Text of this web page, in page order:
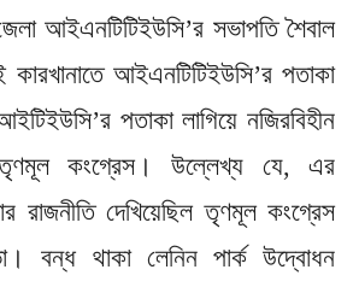
আইএনটিটিইউসি’র সভাপতি শৈবাল
কারখানাতে আইএনটিটিইউসি’র পতাকা
পতাকা লাগিয়ে নজিরবিহীন
কংগ্রেস। উল্লেখ্য যে, এর
দেখিয়েছিল তৃণমূল কংগ্রেস
বন্ধ থাকা লেনিন পার্ক উদ্বোধন